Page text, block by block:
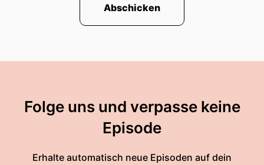
Abschicken
Folge uns und verpasse keine
Episode
Erhalte automatisch neue Episoden auf dein